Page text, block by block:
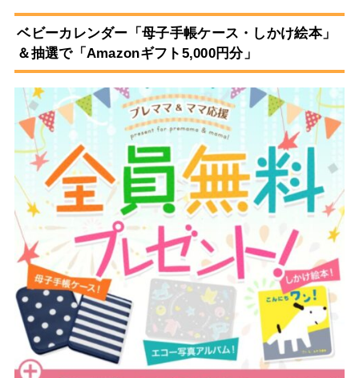
ベビーカレンダー「母子手帳ケース・しかけ絵本」
＆抽選で「Amazonギフト5,000円分」